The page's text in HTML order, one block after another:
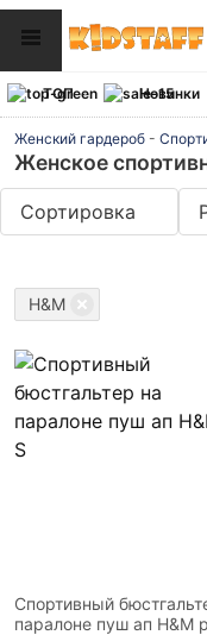
ТОП Новинки
Женский гардероб -
Женское
Сортировка
H&M
Спортивный
паралоне пуш ап H&M